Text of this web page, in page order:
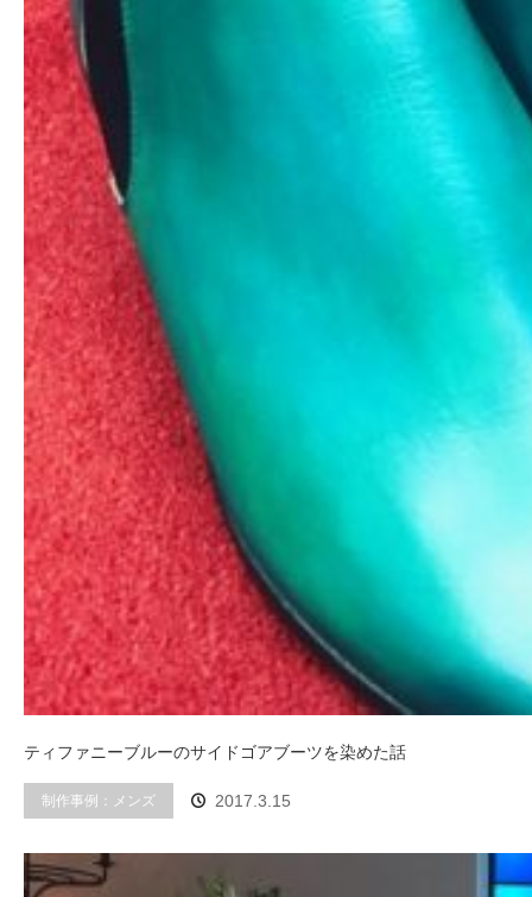
ティファニーブルーのサイドゴアブーツを染めた話
制作事例：メンズ 2017.3.15